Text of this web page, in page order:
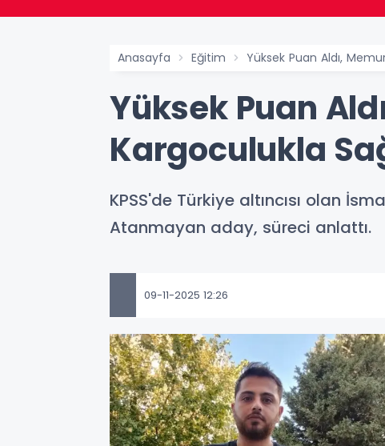
Anasayfa Eğitim Yüksek Puan Aldı,
Yüksek Puan
Kargoculukla
KPSS'de Türkiye altıncısı olan
Atanmayan aday, süreci anlattı.
09-11-2025 12:26